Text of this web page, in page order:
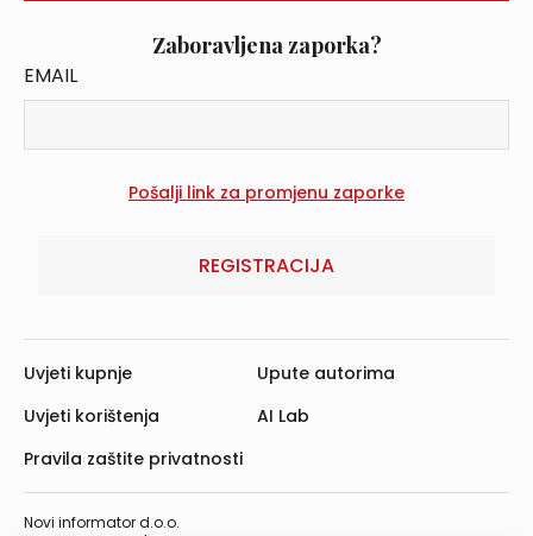
Zaboravljena zaporka?
EMAIL
REGISTRACIJA
Novi informator d.o.o.
Uvjeti kupnje
Uvjeti korištenja
Pravila zaštite privatnosti
Upute autorima
AI Lab